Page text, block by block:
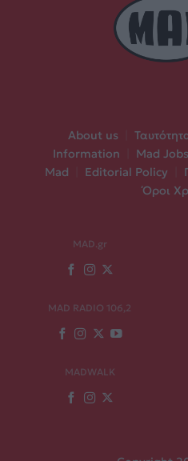
About us
Information
Mad Jobs
Mad
Editorial Policy
Όροι
MAD.gr
MAD RADIO 106,2
MADWALK